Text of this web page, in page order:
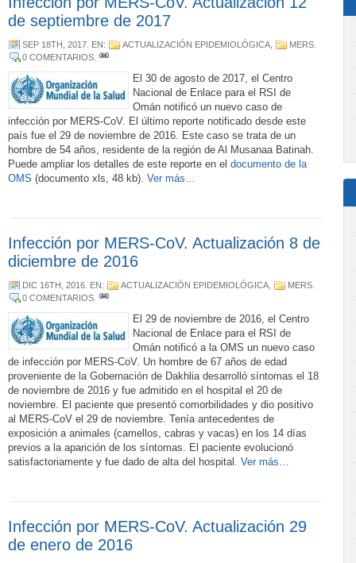
de septiembre de 2017
SEP 18TH, 2017 . EN: ACTUALIZACIÓN EPIDEMIOLÓGICA MERS
0 COMENTARIOS
El 30 de agosto de 2017, el Centro
Nacional de Enlace para el RSI de
Omán notificó un nuevo caso de
infección por MERS-CoV. El último reporte notificado desde este
país fue el 29 de noviembre de 2016. Este caso se trata de un
hombre de 54 años, residente de la región de Al Musanaa Batinah.
Puede ampliar los detalles de este reporte en el documento de la
OMS (documento xls, 48 kb). Ver más…
Infección por MERS-CoV. Actualización 8 de
diciembre de 2016
DIC 16TH, 2016 . EN: ACTUALIZACIÓN EPIDEMIOLÓGICA MERS
0 COMENTARIOS
El 29 de noviembre de 2016, el Centro
Nacional de Enlace para el RSI de
Omán notificó a la OMS un nuevo caso
de infección por MERS-CoV. Un hombre de 67 años de edad
proveniente de la Gobernación de Dakhlia desarrolló síntomas el 18
de noviembre de 2016 y fue admitido en el hospital el 20 de
noviembre. El paciente que presentó comorbilidades y dio positivo
al MERS-CoV el 29 de noviembre. Tenía antecedentes de
exposición a animales (camellos, cabras y vacas) en los 14 días
previos a la aparición de los síntomas. El paciente evolucionó
satisfactoriamente y fue dado de alta del hospital. Ver más…
Infección por MERS-CoV. Actualización 29
de enero de 2016